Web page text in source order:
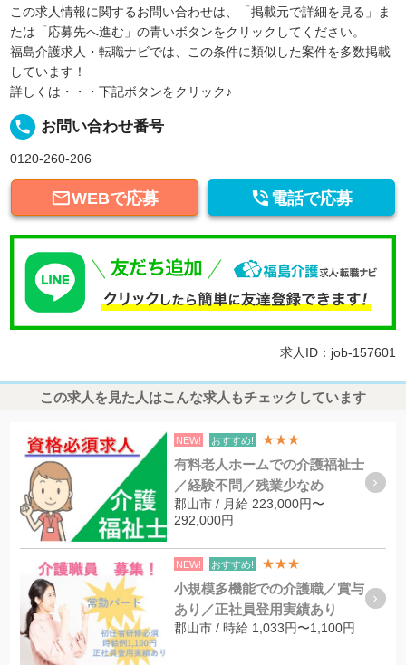
この求人情報に関するお問い合わせは、「掲載元で詳細を見る」ま
たは「応募先へ進む」の青いボタンをクリックしてください。
福島介護求人・転職ナビでは、この条件に類似した案件を多数掲載
しています！
詳しくは・・・下記ボタンをクリック♪
local_phone お問い合わせ番号
0120-260-206
WEBで応募  電話で応募
求人ID：job-157601
この求人を見た人はこんな求人もチェックしています
NEW! おすすめ! ★★★
有料老人ホームでの介護福祉士
／経験不問／残業少なめ
郡山市 / 月給 223,000円〜
292,000円
NEW! おすすめ! ★★★
小規模多機能での介護職／賞与
あり／正社員登用実績あり
郡山市 / 時給 1,033円〜1,100円